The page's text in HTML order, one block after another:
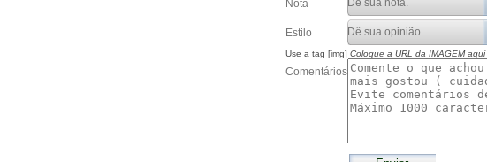
Nota
Estilo
Use a tag [img] Coloque a URL da IMAGEM aqui
Comentários